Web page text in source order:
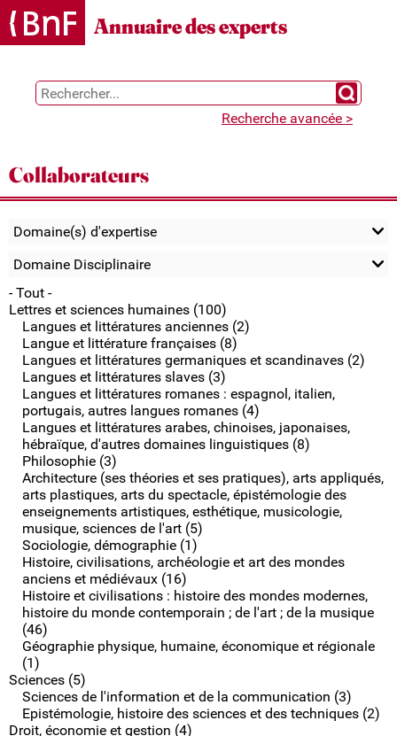
Gestion des cookies
Annuaire des experts
Chercher
Recherche avancée >
Collaborateurs
Domaine(s) d'expertise
Domaine Disciplinaire
- Tout -
Lettres et sciences humaines (100)
Langues et littératures anciennes (2)
Langue et littérature françaises (8)
Langues et littératures germaniques et scandinaves (2)
Langues et littératures slaves (3)
Langues et littératures romanes : espagnol, italien,
portugais, autres langues romanes (4)
Langues et littératures arabes, chinoises, japonaises,
hébraïque, d'autres domaines linguistiques (8)
Philosophie (3)
Architecture (ses théories et ses pratiques), arts appliqués,
arts plastiques, arts du spectacle, épistémologie des
enseignements artistiques, esthétique, musicologie,
musique, sciences de l'art (5)
Sociologie, démographie (1)
Histoire, civilisations, archéologie et art des mondes
anciens et médiévaux (16)
Histoire et civilisations : histoire des mondes modernes,
histoire du monde contemporain ; de l'art ; de la musique
(46)
Géographie physique, humaine, économique et régionale
(1)
Sciences (5)
Sciences de l'information et de la communication (3)
Epistémologie, histoire des sciences et des techniques (2)
Droit, économie et gestion (4)